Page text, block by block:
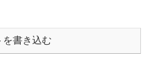
を書き込む